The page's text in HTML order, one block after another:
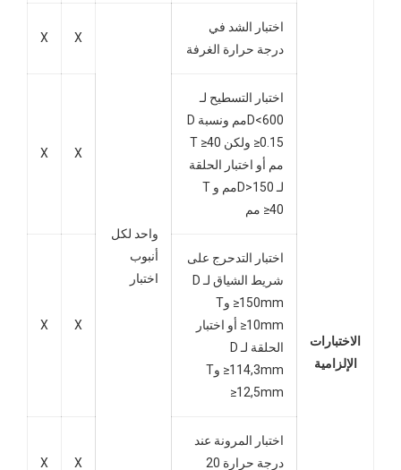
الاختبارات
الإلزامية
اختبار الشد في
درجة حرارة الغرفة
واحد لكل
أنبوب
اختبار
X
X
اختبار التسطيح لـ
D<600مم ونسبة D
≥0.15 ولكن T ≥40
مم أو اختبار الحلقة
لـ D>150مم و T
≥40 مم
X
X
اختبار التدحرج على
شريط الشياق لـ D
≥150mm وT
≥10mm أو اختبار
الحلقة لـ D
≥114,3mm وT
≥12,5mm
X
X
اختبار المرونة عند
درجة حرارة 20
X
X